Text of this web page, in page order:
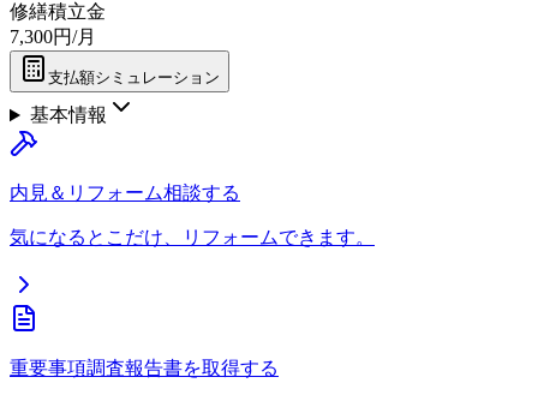
修繕積立金
7,300円/月
支払額シミュレーション
基本情報
内見＆リフォーム相談する
気になるとこだけ、リフォームできます。
重要事項調査報告書を取得する